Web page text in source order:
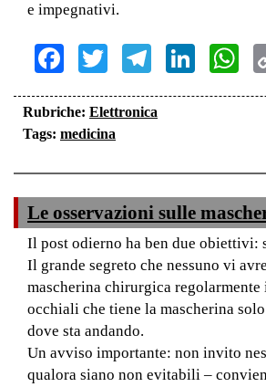
e impegnativi.
Facebook
TwitterTelegram
Rubriche: Elettronica
Tags: medicina
Le osservazioni sulle
Il post odierno ha ben due obiettivi:
Il grande segreto che nessuno vi
mascherina chirurgica
occhiali che tiene la mascherina
dove sta andando.
Un avviso importante: non invito
qualora siano non evitabili –